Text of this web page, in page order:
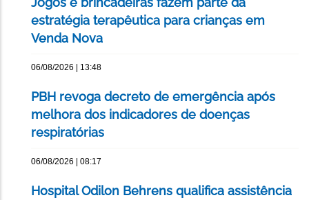
estratégia terapêutica para crianças em
Venda Nova
06/08/2026 | 13:48
PBH revoga decreto de emergência após
melhora dos indicadores de doenças
respiratórias
06/08/2026 | 08:17
Hospital Odilon Behrens qualifica assistência